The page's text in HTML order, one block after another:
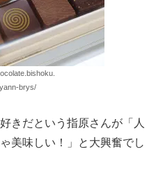
brys/
きだという指原さんが「人
美味しい！」と大興奮でし